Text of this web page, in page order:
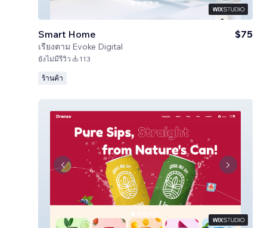
Smart Home
เรียงตาม Evoke Digital
$75
ยังไม่มีรีวิว 113
ร้านค้า